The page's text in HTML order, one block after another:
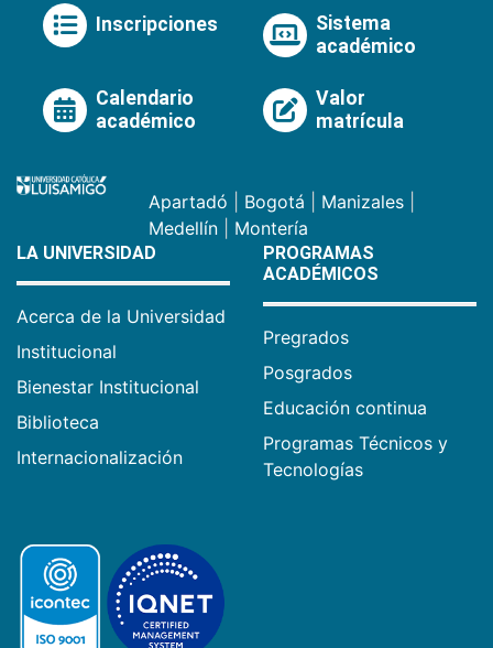
Inscripciones
Sistema
académico
Calendario
académico
Valor
matrícula
Apartadó Bogotá Manizales
Medellín
Montería
LA UNIVERSIDAD
Acerca de la Universidad
Institucional
Bienestar Institucional
Biblioteca
Internacionalización
PROGRAMAS
ACADÉMICOS
Pregrados
Posgrados
Educación continua
Programas Técnicos y
Tecnologías